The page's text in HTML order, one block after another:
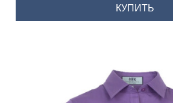
КУПИТЬ